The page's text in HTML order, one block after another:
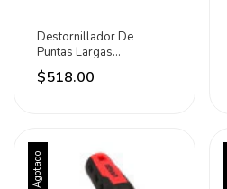
Destornillador De
Puntas Largas
Intercambiables 7 En 1
Urrea
$518.00
Agotado